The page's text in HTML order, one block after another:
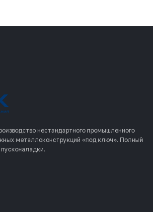
нестандартного промышленного
металлоконструкций «под ключ». Полный